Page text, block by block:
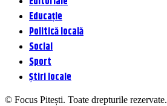
Educație
Politică locală
Social
Sport
Știri locale
© Focus Pitești. Toate drepturile rezervate.